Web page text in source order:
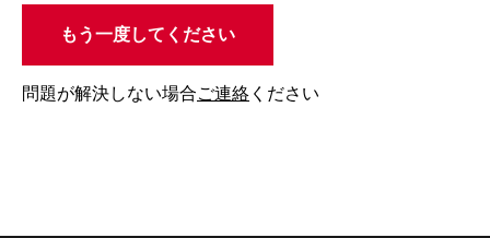
もう一度してください
問題が解決しない場合ご連絡 ください